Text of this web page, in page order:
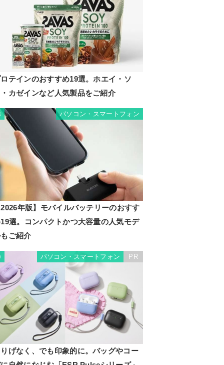
テインのおすすめ19選。ホエイ・ソ
カゼインなど人気製品をご紹介
パソコン・スマートフォン
年版】モバイルバッテリーのおすす
選。コンパクトかつ大容量の人気モデ
ご紹介
パソコン・スマートフォン PR
げなく、でも印象的に。バッグやコー